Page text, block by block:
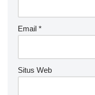
Email *
Situs Web